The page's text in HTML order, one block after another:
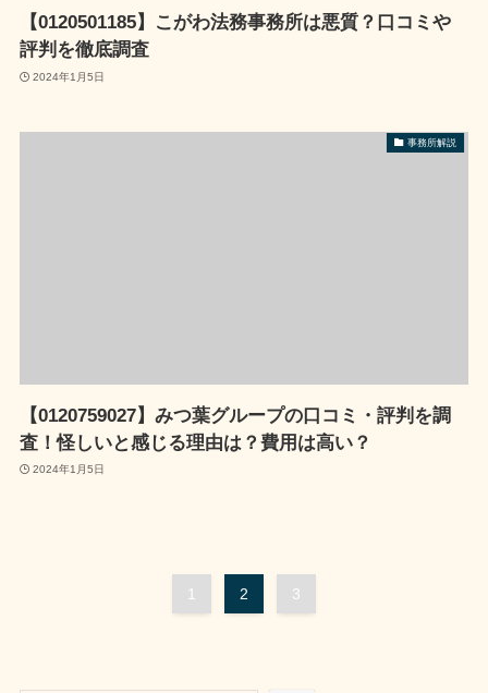
【0120501185】こがわ法務事務所は悪質？口コミや
評判を徹底調査
2024年1月5日
事務所解説
【0120759027】みつ葉グループの口コミ・評判を調
査！怪しいと感じる理由は？費用は高い？
2024年1月5日
1 2 3